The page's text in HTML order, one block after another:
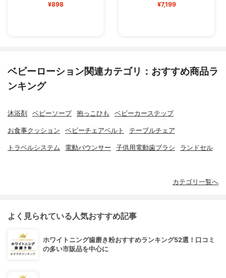
¥898 ¥7,199
ベビーローション関連カテゴリ：おすすめ商品ラ
ンキング
沐浴剤 ベビーソープ 抱っこひも ベビーカーステップ
お食事クッション ベビーチェアベルト テーブルチェア
トラベルシステム 電動バウンサー 子供用電動歯ブラシ ランドセル
カテゴリ一覧へ
よく見られている人気おすすめ記事
ホワイトニング歯磨き粉おすすめランキング52選！口コミ
の多い市販品を中心に